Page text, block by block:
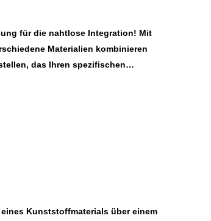
für die nahtlose Integration! Mit
Materialien kombinieren
das Ihren spezifischen
Bindung sicher, wodurch
Kunststoffmaterials über einem